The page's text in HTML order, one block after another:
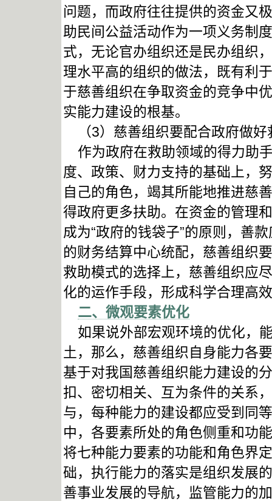
问题，而政府往往提供的资金又
助民间公益活动作为一项义务制
式，无论官办组织还是民办组织
理水平高的组织的做法，既有利
于慈善组织在争取资金的竞争中
实能力建设的根基。
（3）慈善组织要配合政府做好
作为政府在救助领域的得力助
度、政策、财力支持的基础上，
自己的角色，竭其所能地推进慈
得政府更多扶助。在资金的管理
成为“政府的钱袋子”的原则，善
的财务结算中心统配，慈善组织
救助模式的选择上，慈善组织应
化的运作手段，形成科学合理高
二、微观要素优化
如果说外部宏观环境的优化，
土，那么，慈善组织自身能力各
基于对我国慈善组织能力建设的
扣、密切相关、互为条件的关系
与，每种能力的建设都应受到同
中，各要素所处的角色侧重和功
将七种能力要素的功能和角色界
础，执行能力的落实是组织发展
善事业发展的导航，监管能力的